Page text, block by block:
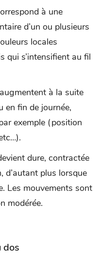
à une
d’un ou plusieurs
locales
qui s’intensifient au fil
à la suite
en fin de journée,
exemple (position
dure, contractée
d’autant plus lorsque
Les mouvements sont
modérée.
dos